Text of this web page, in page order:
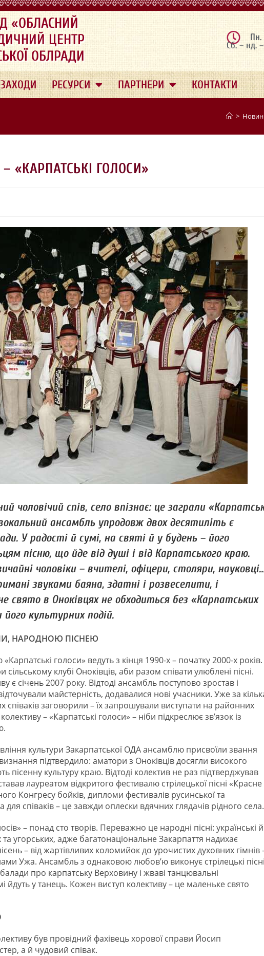
«ОБЛАСНИЙ
ЦЕНТР
ОБЛРАДИ
Пн.
Сб. – нд. –
ЗАХОДИ РЕСУРСИ ПАРТНЕРИ КОНТАКТИ
>
«КАРПАТСЬКІ ГОЛОСИ»
чоловічий спів, село впізнає: це заграли
ансамбль упродовж двох десятиліть є
У радості й сумі, на святі й у будень – його
пісню, що йде від душі і від Карпатського краю.
чоловіки – вчителі, офіцери, столяри,
звуками баяна, здатні і розвеселити, і
свято в Оноківцях не обходиться без «Карпатських
його культурних подій.
НАРОДНОЮ ПІСНЕЮ
голоси» ведуть з кінця 1990-х – початку 2000-х років.
сільському клубі Оноківців, аби разом співати улюблені пісні.
січень 2007 року. Відтоді ансамбль поступово зростав і
майстерність, додавалися нові учасники. Уже за
співаків заговорили – їх запрошували виступати на районних
– «Карпатські голоси» – ніби підкреслює зв’язок із
культури Закарпатської ОДА ансамблю присвоїли звання
підтвердило: аматори з Оноківців досягли високого
пісенну культуру краю. Відтоді колектив не раз підтверджував
лауреатом відкритого фестивалю стрілецької пісні «Красне
Конгресу бойків, дипломи фестивалів русинської та
для співаків – це завжди оплески вдячних глядачів рідного села.
– понад сто творів. Переважно це народні пісні: українські й
та угорських, адже багатонаціональне Закарпаття надихає
– від жартівливих коломийок до урочистих духовних гімнів
Ужа. Ансамбль з однаковою любов’ю виконує стрілецькі
про карпатську Верховину і жваві танцювальні
йдуть у танець. Кожен виступ колективу – це маленьке свято
був провідний фахівець хорової справи Йосип
а й чудовий співак.